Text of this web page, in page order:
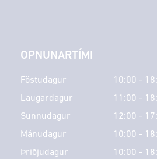
OPNUNARTÍMI
Föstudagur
10:00 -
Laugardagur
11:00 -
Sunnudagur
12:00 -
Mánudagur
10:00 -
Þriðjudagur
10:00 -